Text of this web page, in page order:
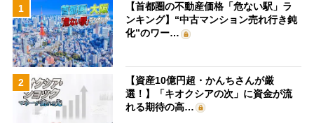
1
【首都圏の不動産価格「危ない駅」ラ
ンキング】“中古マンション売れ行き鈍
化”のワー…
2
【資産10億円超・かんちさんが厳
選！】「キオクシアの次」に資金が流
れる期待の高…